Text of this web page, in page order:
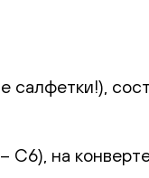
на конверте